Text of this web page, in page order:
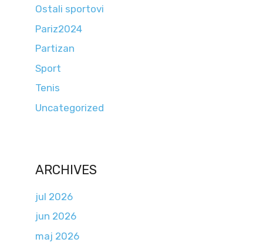
Ostali sportovi
Pariz2024
Partizan
Sport
Tenis
Uncategorized
ARCHIVES
jul 2026
jun 2026
maj 2026